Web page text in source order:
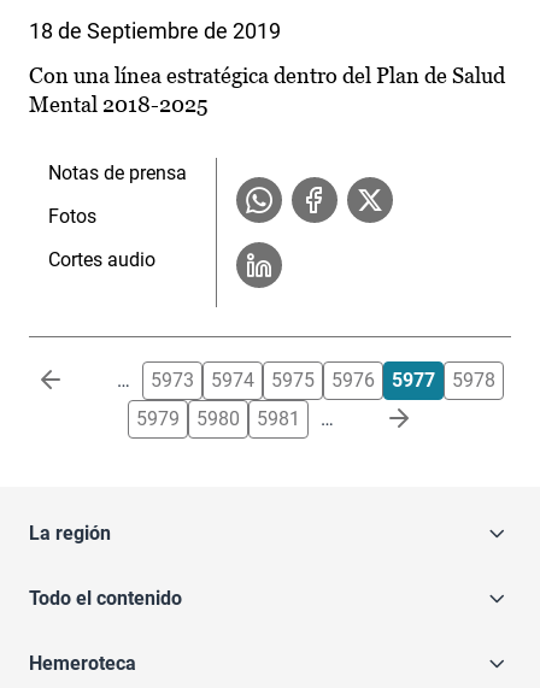
18 de Septiembre de 2019
Con una línea estratégica dentro del Plan de Salud
Mental 2018-2025
Notas de prensa
Fotos
Cortes audio
Paginación … 5973 5974 5975 5976 5977
5978
5979
5980 5981 …
La región
Todo el contenido
Hemeroteca